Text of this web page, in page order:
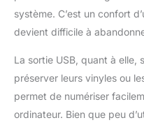
système. C’est un confort
devient difficile à
La sortie USB, quant à elle,
préserver leurs vinyles ou
permet de numériser
ordinateur. Bien que peu